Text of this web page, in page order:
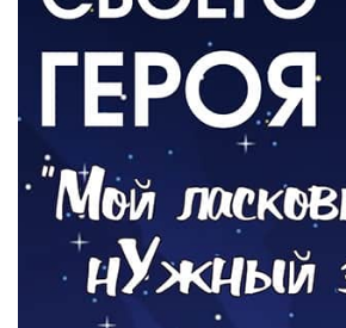
Новый настил на экотропе
05.08.2026